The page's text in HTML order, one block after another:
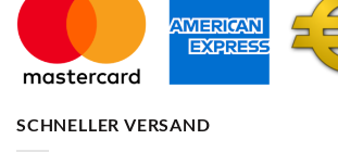
SCHNELLER VERSAND